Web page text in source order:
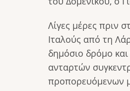
Λίγες μέρες πριν
Ιταλούς από τη
δημόσιο δρόμο
ανταρτών
προπορευόμενων